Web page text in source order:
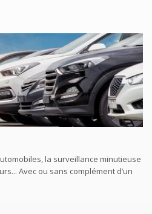
la surveillance minutieuse
Avec ou sans complément d’un